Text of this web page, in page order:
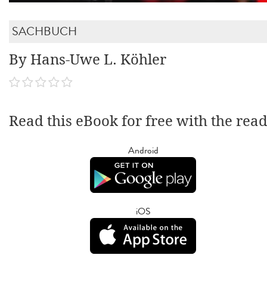
SACHBUCH
By Hans-Uwe L. Köhler
Read this eBook for free with the
Android
iOS